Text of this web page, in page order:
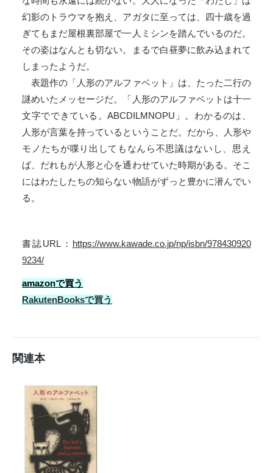
幻影のトラウマを抱え、アガタに至っては、四十歳を過
ぎてもまだ屋根裏部屋で一人ミシンを踏んでいるのだ。
その姿はなんとも切ない。まるで白昼夢に飲み込まれて
しまったようだ。
表題作の「人形のアルファベット」は、たった二行の
謎めいたメッセージだ。「人形のアルファベットは十一
文字でできている。ABCDILMNOPU」。わかるのは、
人形が言葉を持っているということだ。だから、人形や
モノたちが喋り出してもなんら不思議はないし、思え
ば、だれもが人形と心を通わせていた時期がある。そこ
にはわたしたちの知らない物語がずっと豊かに潜んでい
る。
書誌URL： https://www.kawade.co.jp/np/isbn/978430920
9234/
amazonで買う
RakutenBooksで買う
関連本